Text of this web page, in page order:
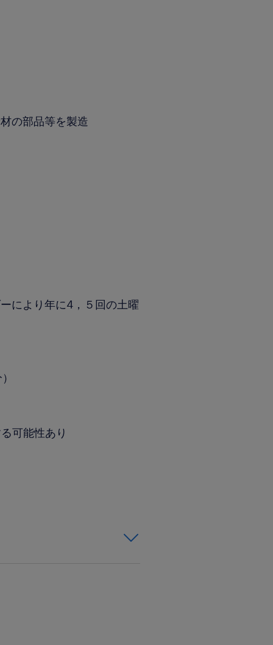
の部品等を製造
により年に4，５回の土曜
可能性あり